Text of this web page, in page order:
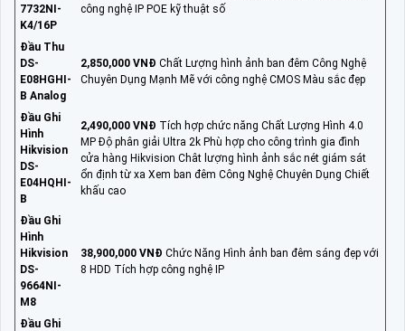
7732NI-
K4/16P
công nghệ IP POE kỹ thuật số
Đầu Thu
DS-
E08HGHI-
B Analog
2,850,000 VNĐ Chất Lượng hình ảnh ban đêm Công Nghệ
Chuyên Dụng Mạnh Mẽ với công nghệ CMOS Màu sắc đẹp
Đầu Ghi
Hình
Hikvision
DS-
E04HQHI-
B
2,490,000 VNĐ Tích hợp chức năng Chất Lượng Hình 4.0
MP Độ phân giải Ultra 2k Phù hợp cho công trình gia đình
cửa hàng Hikvision Chât lượng hình ảnh sắc nét giám sát
ổn định từ xa Xem ban đêm Công Nghệ Chuyên Dụng Chiết
khấu cao
Đầu Ghi
Hình
Hikvision
DS-
9664NI-
M8
38,900,000 VNĐ Chức Năng Hình ảnh ban đêm sáng đẹp với
8 HDD Tích hợp công nghệ IP
Đầu Ghi